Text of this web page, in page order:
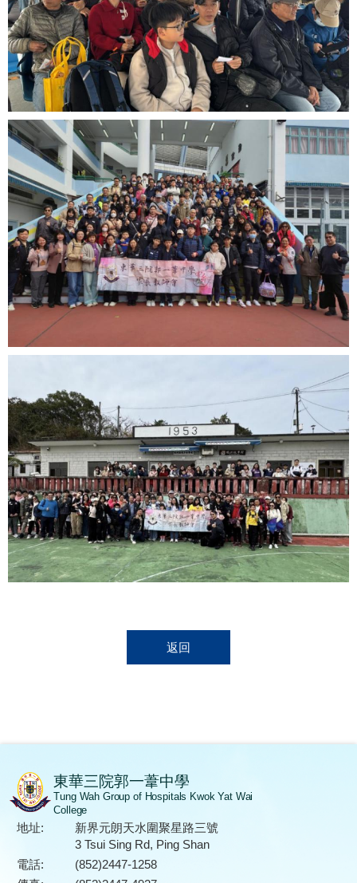
返回
東華三院郭一葦中學
Tung Wah Group of Hospitals Kwok Yat Wai
College
地址:
新界元朗天水圍聚星路三號
3 Tsui Sing Rd, Ping Shan
電話:
(852)2447-1258